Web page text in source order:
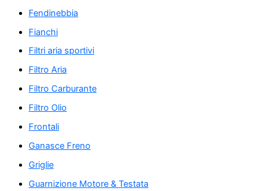
Fendinebbia
Fianchi
Filtri aria sportivi
Filtro Aria
Filtro Carburante
Filtro Olio
Frontali
Ganasce Freno
Griglie
Guarnizione Motore & Testata